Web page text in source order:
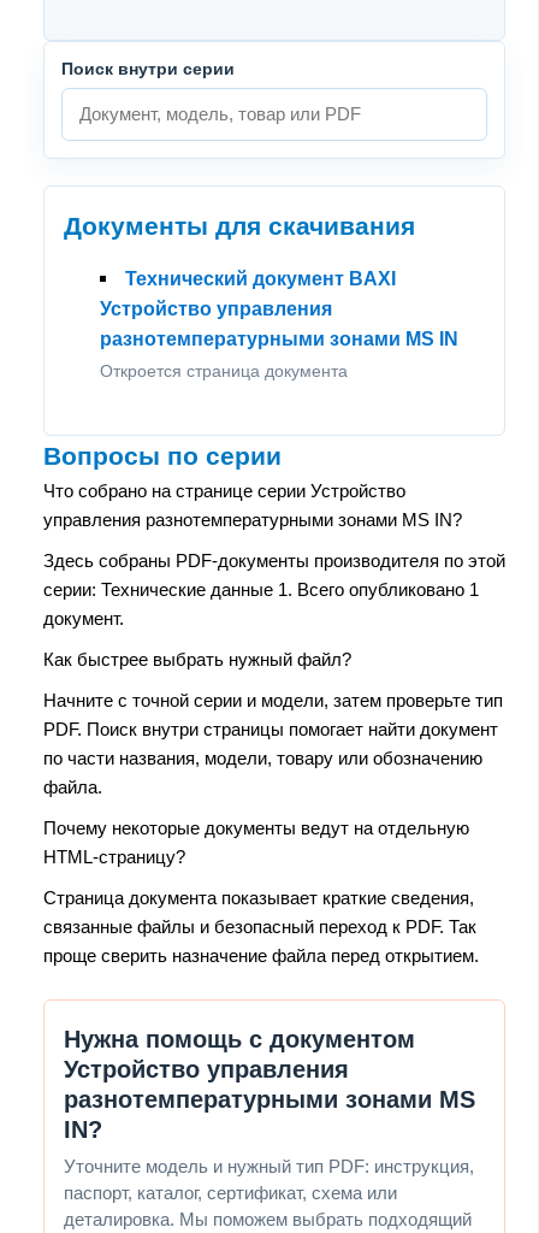
Поиск внутри серии
Документы для скачивания
Технический документ BAXI
Устройство управления
разнотемпературными зонами MS IN
Откроется страница документа
Вопросы по серии
Что собрано на странице серии Устройство
управления разнотемпературными зонами MS IN?
Здесь собраны PDF-документы производителя по этой
серии: Технические данные 1. Всего опубликовано 1
документ.
Как быстрее выбрать нужный файл?
Начните с точной серии и модели, затем проверьте тип
PDF. Поиск внутри страницы помогает найти документ
по части названия, модели, товару или обозначению
файла.
Почему некоторые документы ведут на отдельную
HTML-страницу?
Страница документа показывает краткие сведения,
связанные файлы и безопасный переход к PDF. Так
проще сверить назначение файла перед открытием.
Нужна помощь с документом
Устройство управления
разнотемпературными зонами MS
IN?
Уточните модель и нужный тип PDF: инструкция,
паспорт, каталог, сертификат, схема или
деталировка. Мы поможем выбрать подходящий